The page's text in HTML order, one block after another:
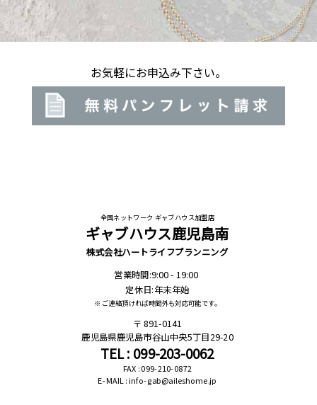
お気軽にお申込み下さい。
全国ネットワーク ギャブハウス加盟店
ギャブハウス鹿児島南
株式会社ハートライフプランニング
営業時間:9:00 - 19:00
定休日:年末年始
※ ご連絡頂ければ時間外も対応可能です。
891-0141
鹿児島県鹿児島市谷山中央5丁目29-20
TEL : 099-203-0062
FAX : 099-210-0872
E-MAIL : info-gab@aileshome.jp